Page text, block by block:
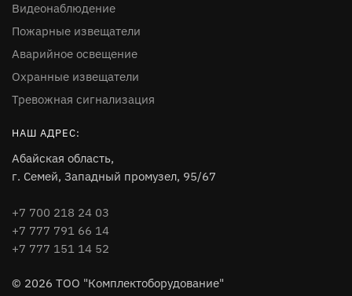
Видеонаблюдение
Пожарные извещатели
Аварийное освещение
Охранные извещатели
Тревожная сигнализация
НАШ АДРЕС:
Абайская область,
г. Семей, Западный промузел, 95/67
+7 700 218 24 03
+7 777 791 66 14
+7 777 151 14 52
© 2026 ТОО "Комплектоборудование"